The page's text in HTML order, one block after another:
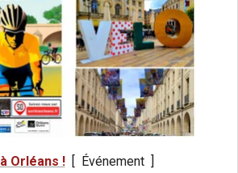
Orléans ![ Événement ]